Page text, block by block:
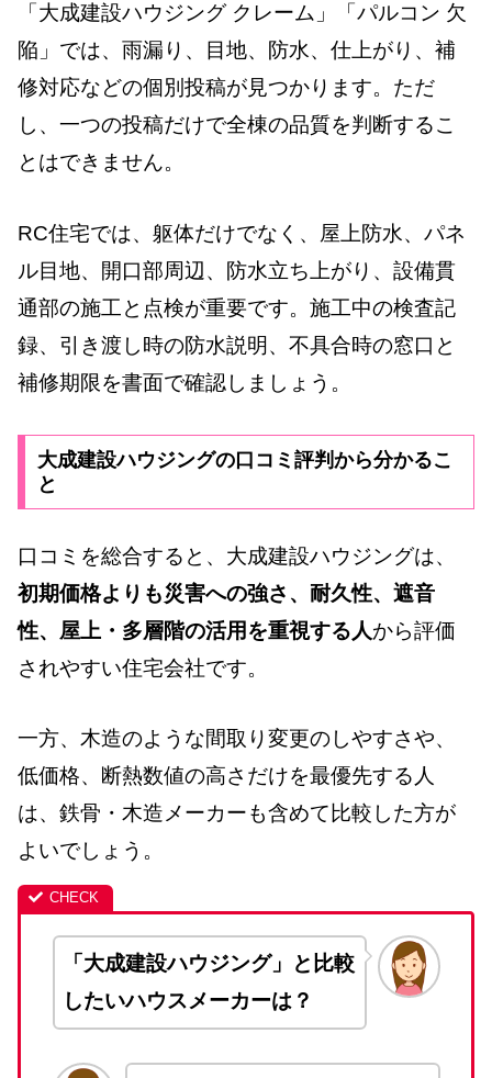
「大成建設ハウジング クレーム」「パルコン 欠
陥」では、雨漏り、目地、防水、仕上がり、補
修対応などの個別投稿が見つかります。ただ
し、一つの投稿だけで全棟の品質を判断するこ
とはできません。
RC住宅では、躯体だけでなく、屋上防水、パネ
ル目地、開口部周辺、防水立ち上がり、設備貫
通部の施工と点検が重要です。施工中の検査記
録、引き渡し時の防水説明、不具合時の窓口と
補修期限を書面で確認しましょう。
大成建設ハウジングの口コミ評判から分かるこ
と
口コミを総合すると、大成建設ハウジングは、
初期価格よりも災害への強さ、耐久性、遮音
性、屋上・多層階の活用を重視する人から評価
されやすい住宅会社です。
一方、木造のような間取り変更のしやすさや、
低価格、断熱数値の高さだけを最優先する人
は、鉄骨・木造メーカーも含めて比較した方が
よいでしょう。
「大成建設ハウジング」と比較
したいハウスメーカーは？